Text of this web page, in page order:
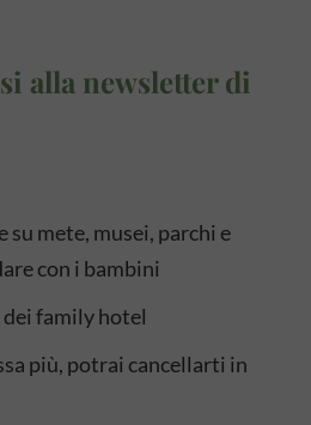
alla newsletter di
su mete, musei, parchi e
con i bambini
family hotel
più, potrai cancellarti in